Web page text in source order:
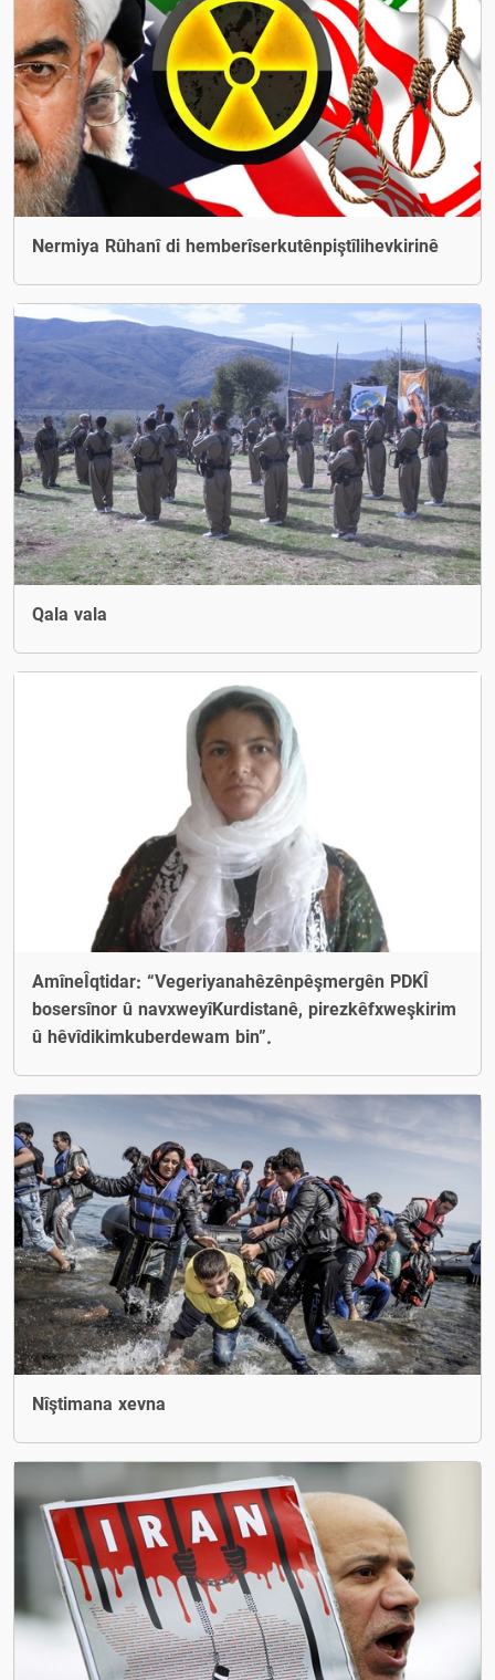
Nermiya Rûhanî di hemberîserkutênpiştîlihevkirinê
Qala vala
AmîneÎqtidar: “Vegeriyanahêzênpêşmergên PDKÎ
bosersînor û navxweyîKurdistanê, pirezkêfxweşkirim
û hêvîdikimkuberdewam bin”.
Nîştimana xevna